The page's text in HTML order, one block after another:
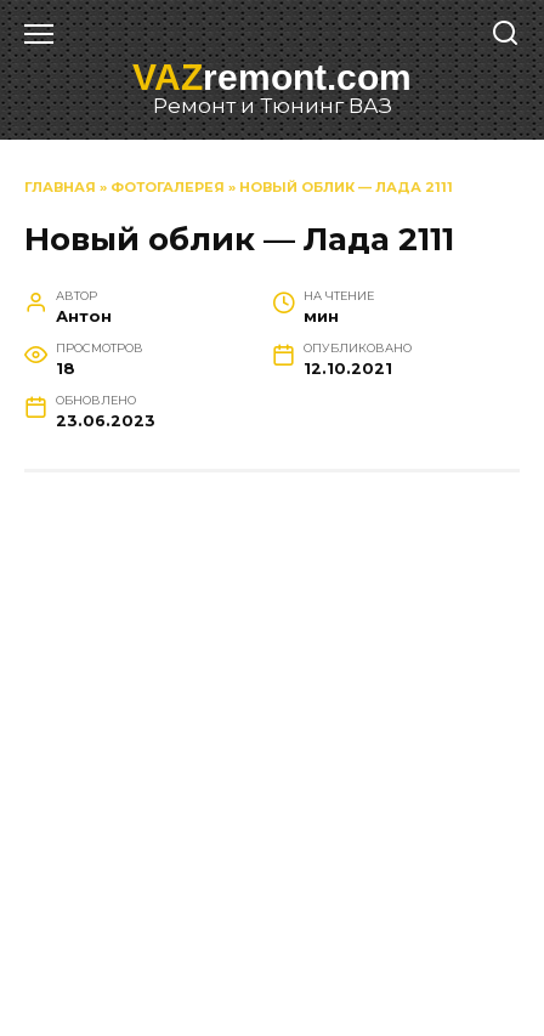
Перейти
к
содержаниюVAZremont.com
Ремонт и Тюнинг ВАЗ
ГЛАВНАЯ » ФОТОГАЛЕРЕЯ » НОВЫЙ ОБЛИК — ЛАДА 2111
Новый облик — Лада 2111
АВТОР
Антон
НА ЧТЕНИЕ
мин
ПРОСМОТРОВ
18
ОПУБЛИКОВАНО
12.10.2021
ОБНОВЛЕНО
23.06.2023